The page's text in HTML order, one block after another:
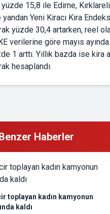
15,8 ile Edirne,
yandan Yeni Kiracı Kira
yüzde 30,4 artarken, reel
verilerine göre mayıs
1 arttı. Yıllık bazda ise
hesaplandı.
Haberler
toplayan kadın kamyonun
kaldı